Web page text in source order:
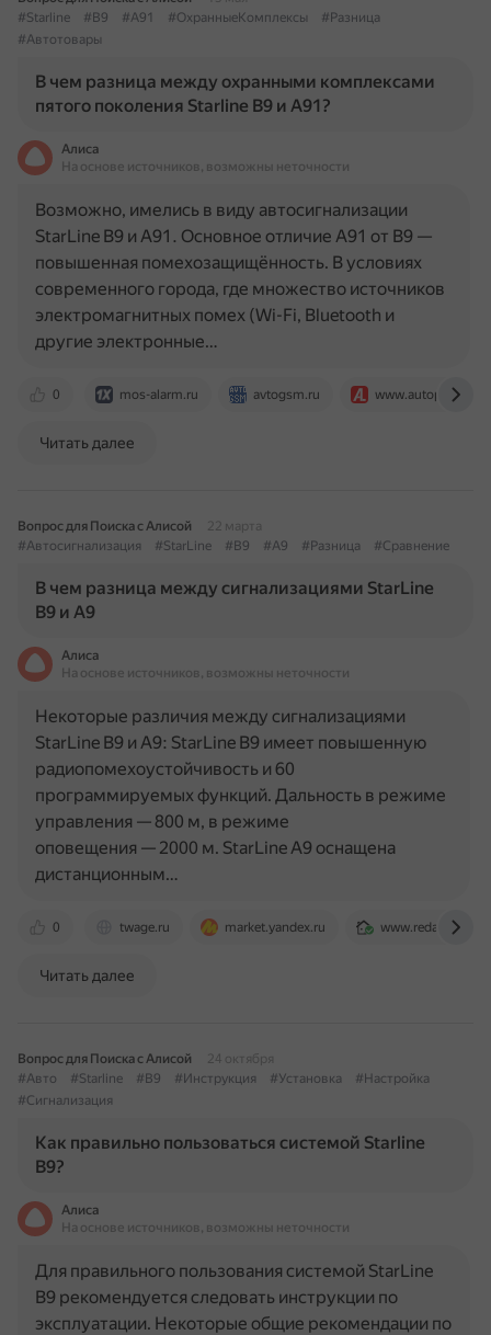
#Starline
#B9 #A91 #ОхранныеКомплексы
#Разница
#Автотовары
В чем разница между охранными комплексами
пятого поколения Starline B9 и A91?
Алиса
На основе источников, возможны неточности
0 mos-alarm.ru avtogsm.ru www.autopulse.ru
Возможно, имелись в виду автосигнализации
StarLine B9 и A91. Основное отличие A91 от B9 —
повышенная помехозащищённость. В условиях
современного города, где множество источников
электромагнитных помех (Wi-Fi, Bluetooth и
другие электронные…
Читать далее
Вопрос для Поиска с Алисой
22 марта
#Автосигнализация
#StarLine #B9 #A9 #Разница #Сравнение
В чем разница между сигнализациями StarLine
B9 и A9
Алиса
На основе источников, возможны неточности
0 twage.ru market.yandex.ru www.redaleti-
Некоторые различия между сигнализациями
StarLine B9 и A9: StarLine B9 имеет повышенную
радиопомехоустойчивость и 60
программируемых функций. Дальность в режиме
управления — 800 м, в режиме
оповещения — 2000 м. StarLine A9 оснащена
дистанционным…
Читать далее
Вопрос для Поиска с Алисой
24 октября
#Авто
#Starline #B9 #Инструкция #Установка
#Настройка
#Сигнализация
Как правильно пользоваться системой Starline
B9?
Алиса
На основе источников, возможны неточности
Для правильного пользования системой StarLine
B9 рекомендуется следовать инструкции по
эксплуатации. Некоторые общие рекомендации по